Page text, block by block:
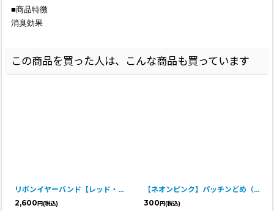
■商品特徴
消臭効果
この商品を買った人は、こんな商品も買っています
リボンイヤーバンド【レッド・Ｓサイズ】
2,600円(税込)
【ネオンピンク】パッチンどめ（1組・2つ入り）
300円(税込)